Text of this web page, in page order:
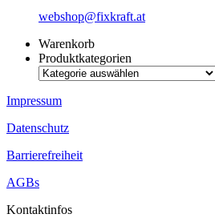
webshop@fixkraft.at
Warenkorb
Produktkategorien
Impressum
Datenschutz
Barrierefreiheit
AGBs
Kontaktinfos